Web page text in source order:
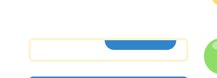
ASSINE AQUI